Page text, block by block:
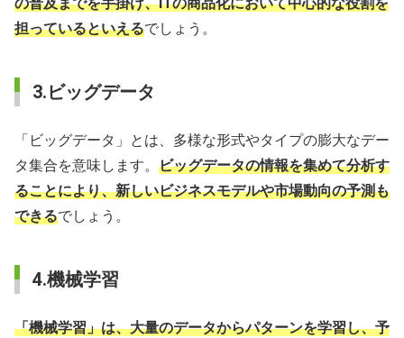
の普及までを手掛け、ITの商品化において中心的な役割を
担っているといえるでしょう。
3.ビッグデータ
「ビッグデータ」とは、多様な形式やタイプの膨大なデー
タ集合を意味します。 ビッグデータの情報を集めて分析す
ることにより、新しいビジネスモデルや市場動向の予測も
できるでしょう。
4.機械学習
「機械学習」は、大量のデータからパターンを学習し、予